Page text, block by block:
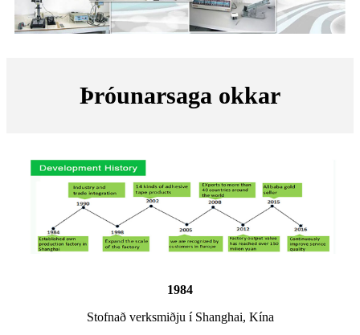
Þróunarsaga okkar
1984
Stofnað verksmiðju í Shanghai, Kína